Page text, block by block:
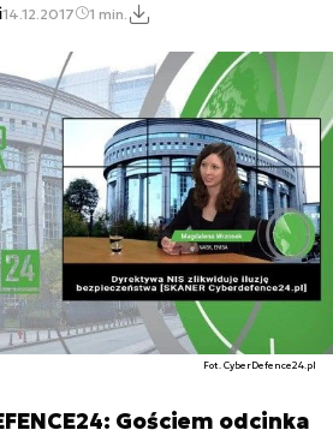
14.12.2017 1 min.
Fot. CyberDefence24.pl
Gościem odcinka